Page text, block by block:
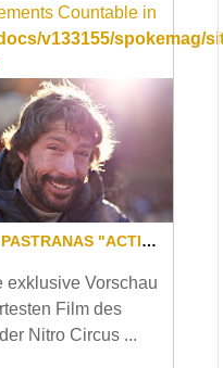
video_item.inc
Countable in
v133155/spokemag/
TRAVIS PASTRANAS "ACTION FIGURES"
exklusive Vorschau
Film des
Nitro Circus ...